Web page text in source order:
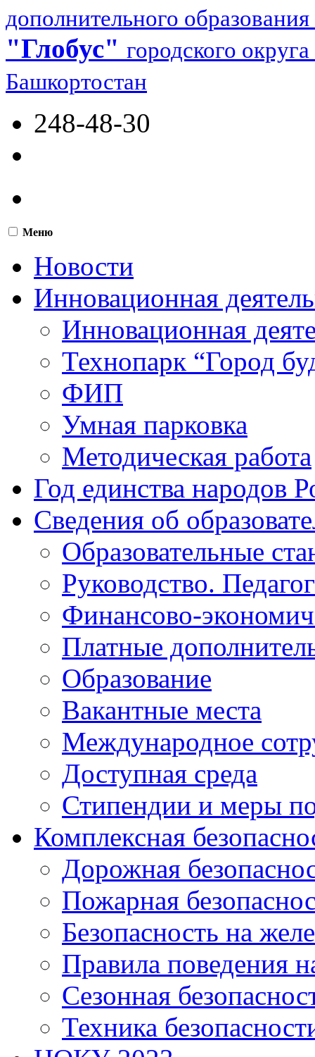
дополнительного образования
"Глобус" городского
Башкортостан
248-48-30
Меню
Новости
Инновационная
Инновационная
Технопарк “Город
ФИП
Умная парковка
Методическая работа
Год единства народов
Сведения об
Образовательные
Руководство.
Финансово-
Платные
Образование
Вакантные места
Международное
Доступная среда
Стипендии и меры
Комплексная
Дорожная
Пожарная
Безопасность на
Правила поведения
Сезонная
Техника